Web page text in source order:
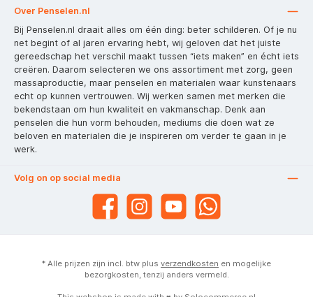
Over Penselen.nl
Bij Penselen.nl draait alles om één ding: beter schilderen. Of je nu
net begint of al jaren ervaring hebt, wij geloven dat het juiste
gereedschap het verschil maakt tussen “iets maken” en écht iets
creëren. Daarom selecteren we ons assortiment met zorg, geen
massaproductie, maar penselen en materialen waar kunstenaars
echt op kunnen vertrouwen. Wij werken samen met merken die
bekendstaan om hun kwaliteit en vakmanschap. Denk aan
penselen die hun vorm behouden, mediums die doen wat ze
beloven en materialen die je inspireren om verder te gaan in je
werk.
Volg on op social media
* Alle prijzen zijn incl. btw plus verzendkosten en mogelijke
bezorgkosten, tenzij anders vermeld.